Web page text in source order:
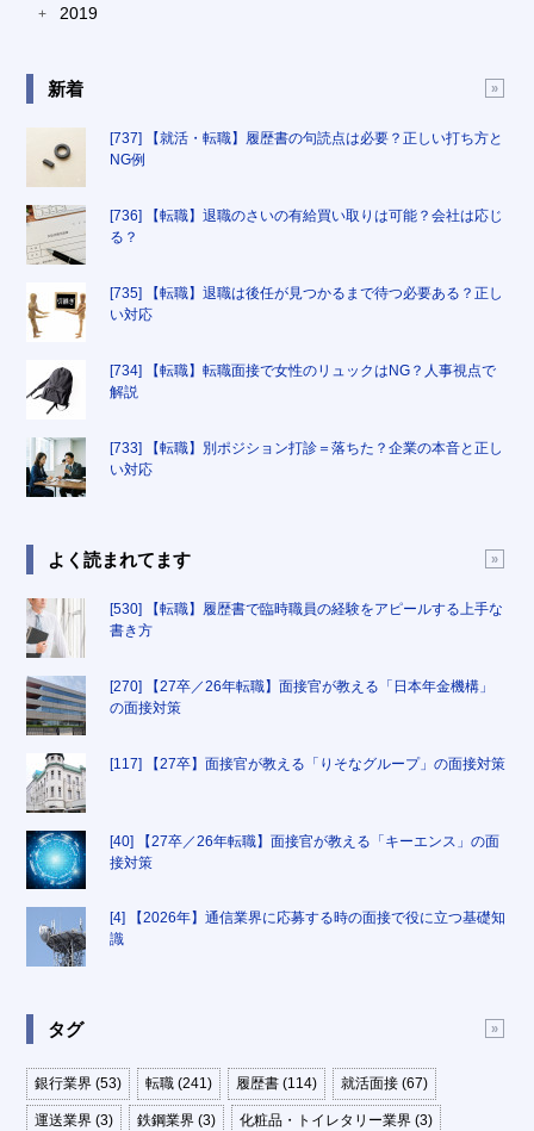
+ 2019
新着
[737] 【就活・転職】履歴書の句読点は必要？正しい打ち方と
NG例
[736] 【転職】退職のさいの有給買い取りは可能？会社は応じ
る？
[735] 【転職】退職は後任が見つかるまで待つ必要ある？正し
い対応
[734] 【転職】転職面接で女性のリュックはNG？人事視点で
解説
[733] 【転職】別ポジション打診＝落ちた？企業の本音と正し
い対応
よく読まれてます
[530] 【転職】履歴書で臨時職員の経験をアピールする上手な
書き方
[270] 【27卒／26年転職】面接官が教える「日本年金機構」
の面接対策
[117] 【27卒】面接官が教える「りそなグループ」の面接対策
[40] 【27卒／26年転職】面接官が教える「キーエンス」の面
接対策
[4] 【2026年】通信業界に応募する時の面接で役に立つ基礎知
識
タグ
銀行業界 (53) 転職 (241) 履歴書 (114) 就活面接 (67)
運送業界 (3) 鉄鋼業界 (3) 化粧品・トイレタリー業界 (3)